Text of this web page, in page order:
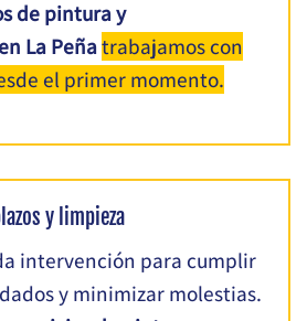
de pintura y
La Peñatrabajamos con
el primer momento.
y limpieza
intervención para cumplir
y minimizar molestias.